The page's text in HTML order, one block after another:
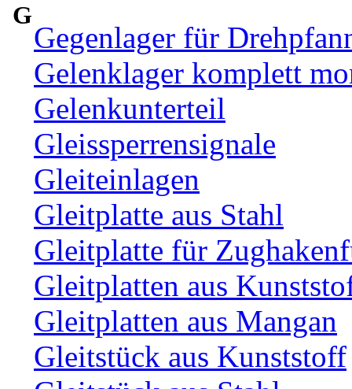
G
Gegenlager für
Gelenklager komplett
Gelenkunterteil
Gleissperrensignale
Gleiteinlagen
Gleitplatte aus Stahl
Gleitplatte für
Gleitplatten aus
Gleitplatten aus Mangan
Gleitstück aus Kunststoff